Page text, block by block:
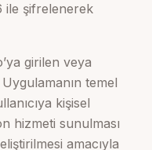
ile şifrelenerek
girilen veya
temel
kişisel
hizmeti sunulması
amacıyla